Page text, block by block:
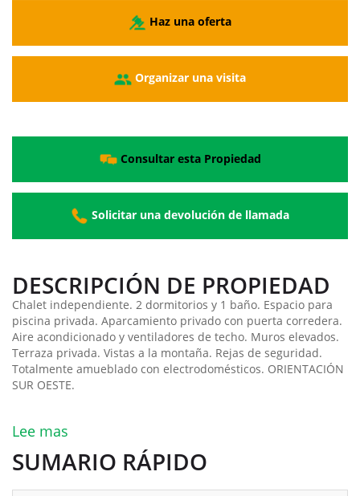
Haz una oferta
Organizar una visita
Consultar esta Propiedad
Solicitar una devolución de llamada
DESCRIPCIÓN DE PROPIEDAD
Chalet independiente. 2 dormitorios y 1 baño. Espacio para
piscina privada. Aparcamiento privado con puerta corredera.
Aire acondicionado y ventiladores de techo. Muros elevados.
Terraza privada. Vistas a la montaña. Rejas de seguridad.
Totalmente amueblado con electrodomésticos. ORIENTACIÓN
SUR OESTE.
Lee mas
SUMARIO RÁPIDO